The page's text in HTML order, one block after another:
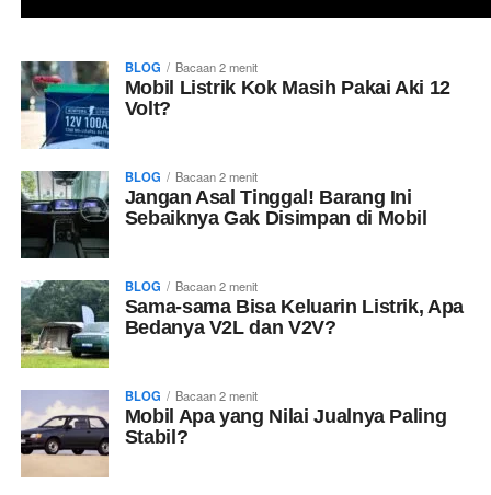
BLOG Bacaan 2 menit
Mobil Listrik Kok Masih Pakai Aki 12
Volt?
BLOG Bacaan 2 menit
Jangan Asal Tinggal! Barang Ini
Sebaiknya Gak Disimpan di Mobil
BLOG Bacaan 2 menit
Sama-sama Bisa Keluarin Listrik, Apa
Bedanya V2L dan V2V?
BLOG Bacaan 2 menit
Mobil Apa yang Nilai Jualnya Paling
Stabil?